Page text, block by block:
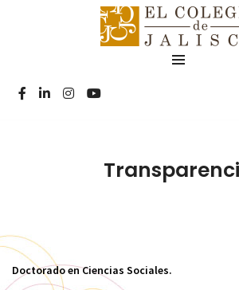
Doctorado en Ciencias Sociales.